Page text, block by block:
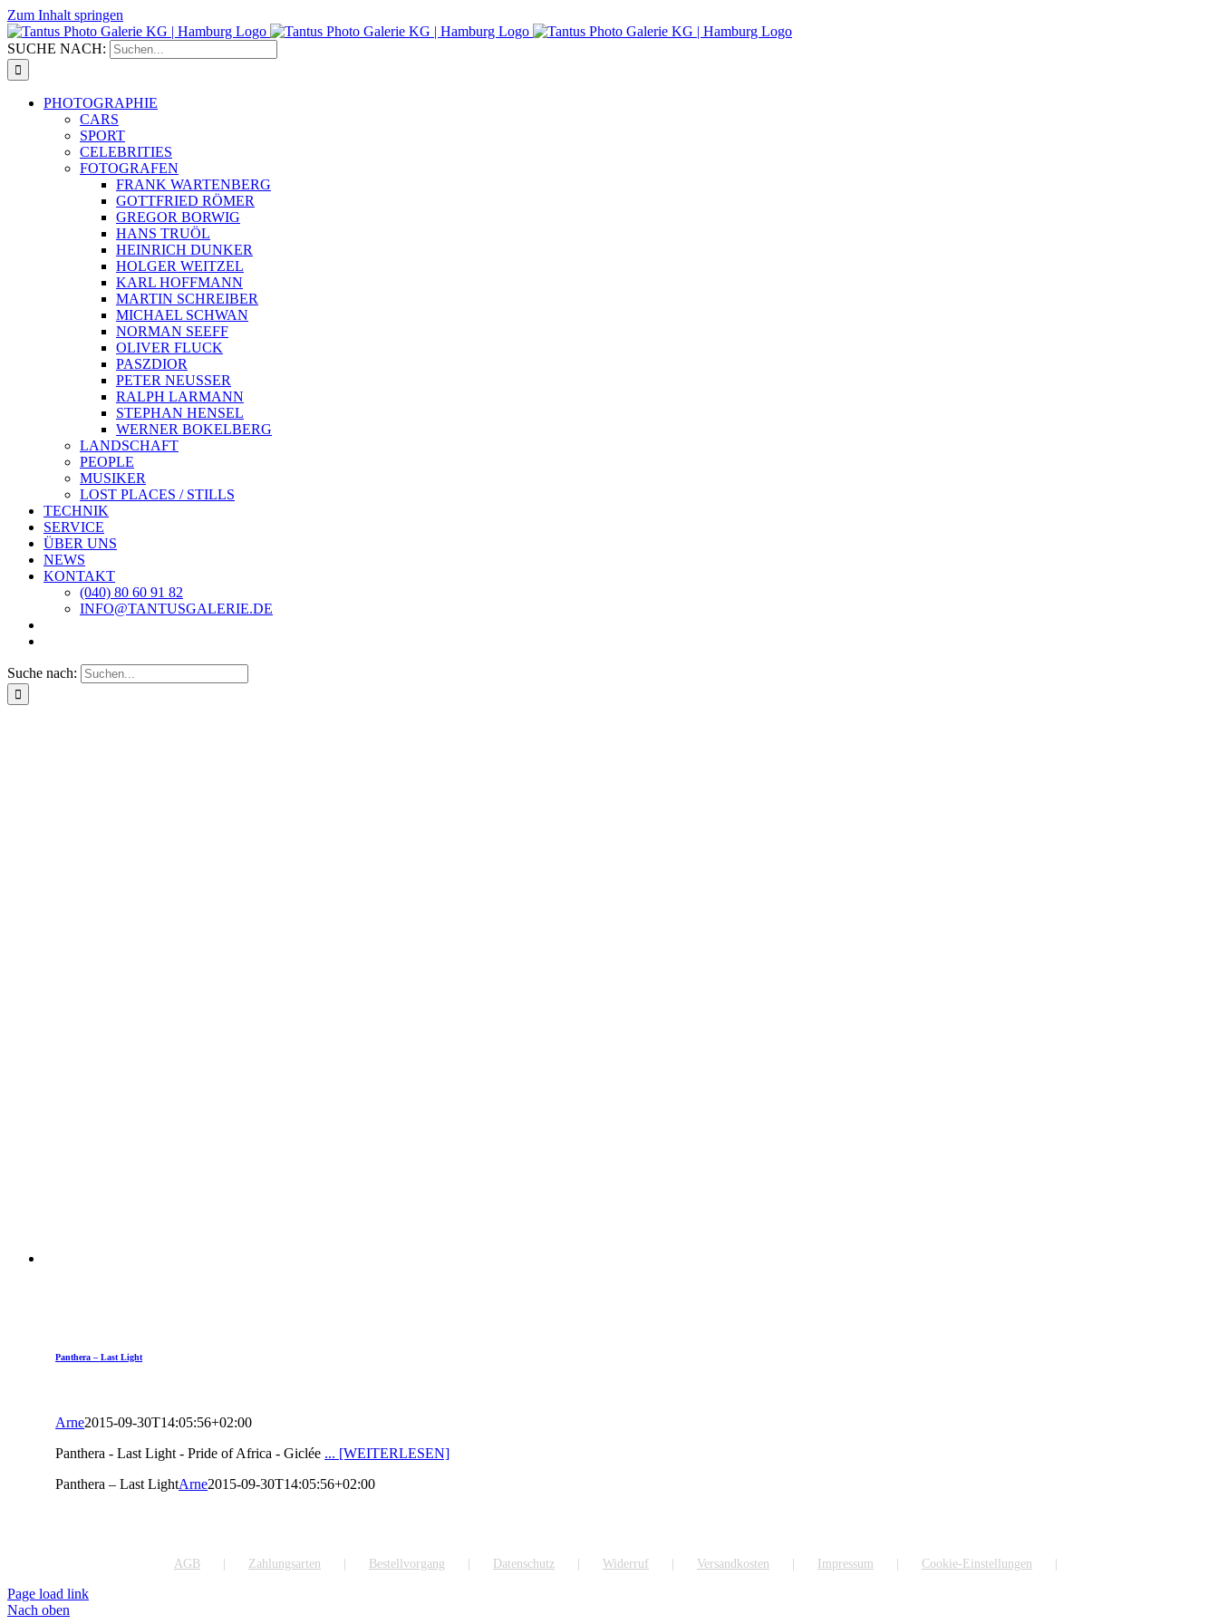
Zum Inhalt springen
SUCHE NACH:
PHOTOGRAPHIE
CARS
SPORT
CELEBRITIES
FOTOGRAFEN
FRANK WARTENBERG
GOTTFRIED RÖMER
GREGOR BORWIG
HANS TRUÖL
HEINRICH DUNKER
HOLGER WEITZEL
KARL HOFFMANN
MARTIN SCHREIBER
MICHAEL SCHWAN
NORMAN SEEFF
OLIVER FLUCK
PASZDIOR
PETER NEUSSER
RALPH LARMANN
STEPHAN HENSEL
WERNER BOKELBERG
LANDSCHAFT
PEOPLE
MUSIKER
LOST PLACES / STILLS
TECHNIK
SERVICE
ÜBER UNS
NEWS
KONTAKT
(040) 80 60 91 82
INFO@TANTUSGALERIE.DE
Suche nach:
Panthera – Last Light
Arne2015-09-30T14:05:56+02:00
Panthera - Last Light - Pride of Africa - Giclée ... [WEITERLESEN]
Panthera – Last LightArne2015-09-30T14:05:56+02:00
AGB Zahlungsarten Bestellvorgang Datenschutz Widerruf Versandkosten Impressum Cookie-Einstellungen
Page load link
Nach oben